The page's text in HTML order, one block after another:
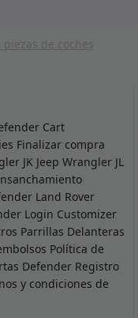
Cart
Finalizar compra
JK Jeep Wrangler JL
Land Rover
Login Customizer
Parrillas Delanteras
Política de
Defender Registro
y condiciones de